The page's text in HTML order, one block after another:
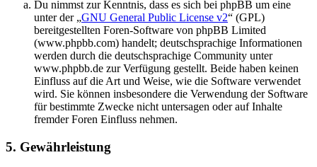
Du nimmst zur Kenntnis, dass es sich bei phpBB um eine
unter der „GNU General Public License v2“ (GPL)
bereitgestellten Foren-Software von phpBB Limited
(www.phpbb.com) handelt; deutschsprachige Informationen
werden durch die deutschsprachige Community unter
www.phpbb.de zur Verfügung gestellt. Beide haben keinen
Einfluss auf die Art und Weise, wie die Software verwendet
wird. Sie können insbesondere die Verwendung der Software
für bestimmte Zwecke nicht untersagen oder auf Inhalte
fremder Foren Einfluss nehmen.
5. Gewährleistung